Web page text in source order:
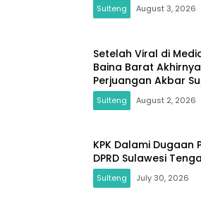
Sulteng August 3, 2026
Setelah Viral di
Baina Barat
Perjuangan Akbar
Sulteng August 2, 2026
KPK Dalami Dugaan
DPRD Sulawesi
Sulteng July 30, 2026